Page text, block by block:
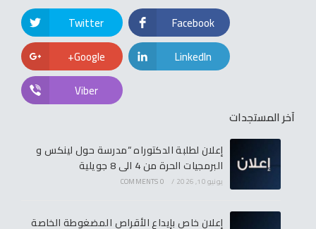
Twitter
Facebook
Google+
LinkedIn
Viber
آخر المستجدات
إعلان لطلبة الدكتوراه “مدرسة حول لينكس و
البرمجيات الحرة من 4 الى 8 جويلية
يونيو 10, 2026 /
0 COMMENTS
إعلان خاص بإيداع الأقراص المضغوطة الخاصة